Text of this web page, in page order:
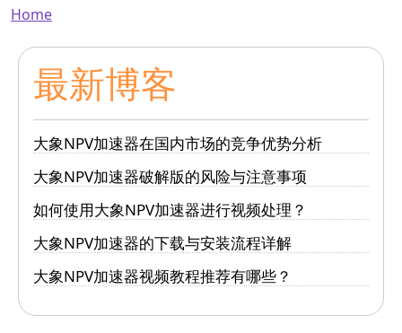
Breadcrumb
Home
最新博客
大象NPV加速器在国内市场的竞争优势分析
大象NPV加速器破解版的风险与注意事项
如何使用大象NPV加速器进行视频处理？
大象NPV加速器的下载与安装流程详解
大象NPV加速器视频教程推荐有哪些？